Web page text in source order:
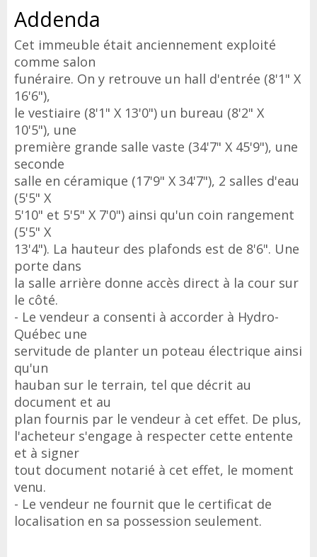
Addenda
Cet immeuble était anciennement exploité
comme salon
funéraire. On y retrouve un hall d'entrée (8'1" X
16'6"),
le vestiaire (8'1" X 13'0") un bureau (8'2" X
10'5"), une
première grande salle vaste (34'7" X 45'9"), une
seconde
salle en céramique (17'9" X 34'7"), 2 salles d'eau
(5'5" X
5'10" et 5'5" X 7'0") ainsi qu'un coin rangement
(5'5" X
13'4"). La hauteur des plafonds est de 8'6". Une
porte dans
la salle arrière donne accès direct à la cour sur
le côté.
- Le vendeur a consenti à accorder à Hydro-
Québec une
servitude de planter un poteau électrique ainsi
qu'un
hauban sur le terrain, tel que décrit au
document et au
plan fournis par le vendeur à cet effet. De plus,
l'acheteur s'engage à respecter cette entente
et à signer
tout document notarié à cet effet, le moment
venu.
- Le vendeur ne fournit que le certificat de
localisation en sa possession seulement.